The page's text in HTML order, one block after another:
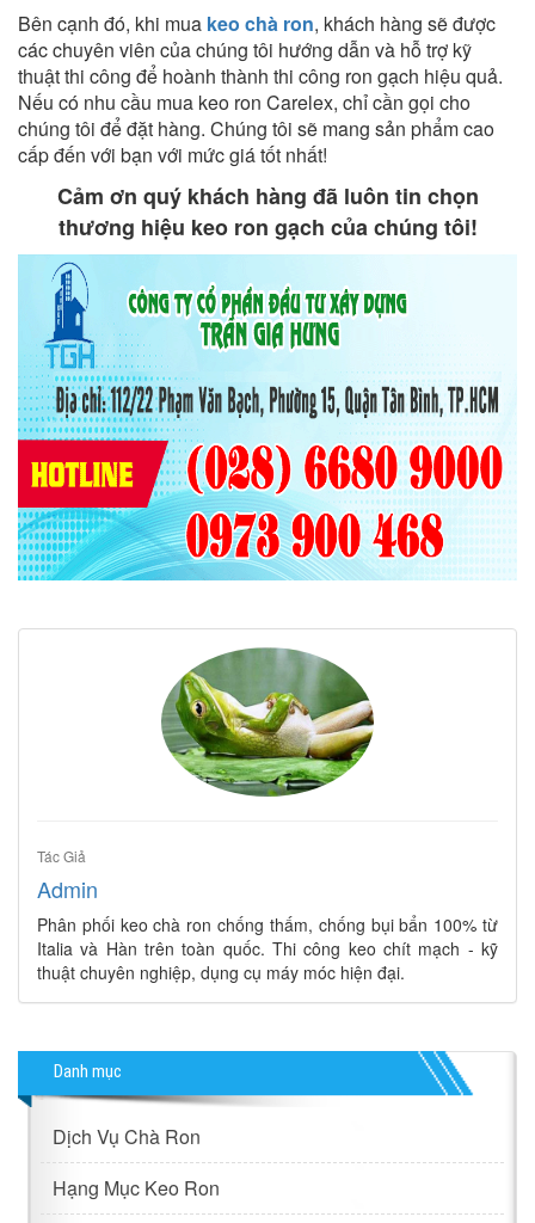
Bên cạnh đó, khi mua keo chà ron, khách hàng sẽ được
các chuyên viên của chúng tôi hướng dẫn và hỗ trợ kỹ
thuật thi công để hoành thành thi công ron gạch hiệu quả.
Nếu có nhu cầu mua keo ron Carelex, chỉ cần gọi cho
chúng tôi để đặt hàng. Chúng tôi sẽ mang sản phẩm cao
cấp đến với bạn với mức giá tốt nhất!
Cảm ơn quý khách hàng đã luôn tin chọn
thương hiệu keo ron gạch của chúng tôi!
Tác Giả
Admin
Phân phối keo chà ron chống thấm, chống bụi bẩn 100% từ
Italia và Hàn trên toàn quốc. Thi công keo chít mạch - kỹ
thuật chuyên nghiệp, dụng cụ máy móc hiện đại.
Danh mục
Dịch Vụ Chà Ron
Hạng Mục Keo Ron